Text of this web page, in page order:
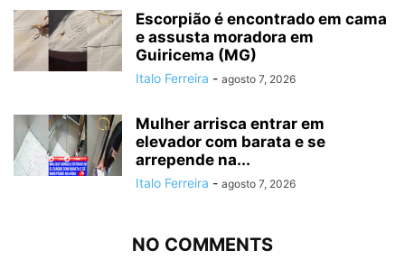
Escorpião é encontrado em cama
e assusta moradora em
Guiricema (MG)
Italo Ferreira - agosto 7, 2026
Mulher arrisca entrar em
elevador com barata e se
arrepende na...
Italo Ferreira - agosto 7, 2026
NO COMMENTS